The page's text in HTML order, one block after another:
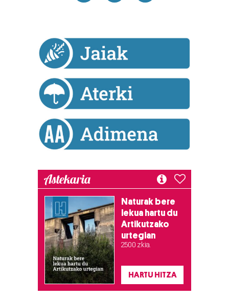
Astekaria
Naturak bere
lekua hartu du
Artikutzako
urtegian
2.500 zkia.
HARTU HITZA